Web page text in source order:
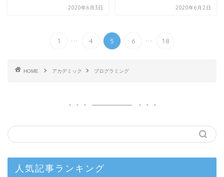
2020年6月3日 2020年6月2日
1 ... 4 5 6 ... 18
HOME アカデミック プログラミング
人気記事ランキング